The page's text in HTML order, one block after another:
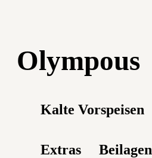
Olympous
Kalte Vorspeisen
Extras Beilagen